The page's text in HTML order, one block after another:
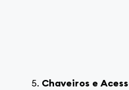
Chaveiros e